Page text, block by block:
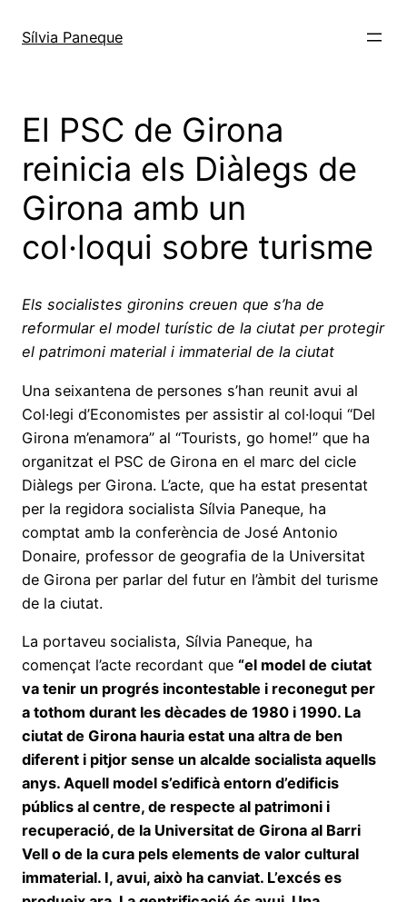
Sílvia Paneque
El PSC de Girona
reinicia els Diàlegs de
Girona amb un
col·loqui sobre turisme
Els socialistes gironins creuen que s’ha de
reformular el model turístic de la ciutat per protegir
el patrimoni material i immaterial de la ciutat
Una seixantena de persones s’han reunit avui al
Col·legi d’Economistes per assistir al col·loqui “Del
Girona m’enamora” al “Tourists, go home!” que ha
organitzat el PSC de Girona en el marc del cicle
Diàlegs per Girona. L’acte, que ha estat presentat
per la regidora socialista Sílvia Paneque, ha
comptat amb la conferència de José Antonio
Donaire, professor de geografia de la Universitat
de Girona per parlar del futur en l’àmbit del turisme
de la ciutat.
La portaveu socialista, Sílvia Paneque, ha
començat l’acte recordant que “el model de ciutat
va tenir un progrés incontestable i reconegut per
a tothom durant les dècades de 1980 i 1990. La
ciutat de Girona hauria estat una altra de ben
diferent i pitjor sense un alcalde socialista aquells
anys. Aquell model s’edificà entorn d’edificis
públics al centre, de respecte al patrimoni i
recuperació, de la Universitat de Girona al Barri
Vell o de la cura pels elements de valor cultural
immaterial. I, avui, això ha canviat. L’excés es